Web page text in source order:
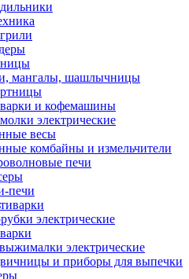
мангалы, шашлычницы
и кофемашины
электрические
весы
комбайны и измельчители
печи
печи
электрические
электрические
и приборы для выпечки